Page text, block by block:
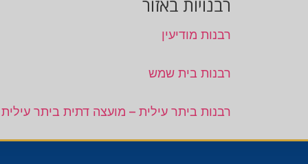
רבנויות באזור
רבנות מודיעין
רבנות בית שמש
רבנות ביתר עילית – מועצה דתית ביתר עילית